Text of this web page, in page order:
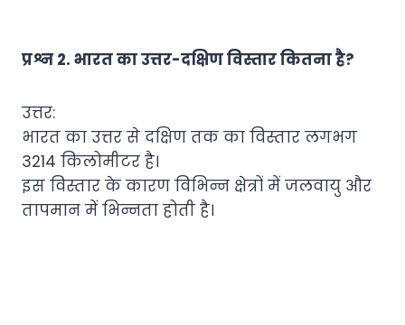
प्रश्न 2. भारत का उत्तर-दक्षिण विस्तार कितना है?
उत्तर:
भारत का उत्तर से दक्षिण तक का विस्तार लगभग
3214 किलोमीटर है।
इस विस्तार के कारण विभिन्न क्षेत्रों में जलवायु और
तापमान में भिन्नता होती है।